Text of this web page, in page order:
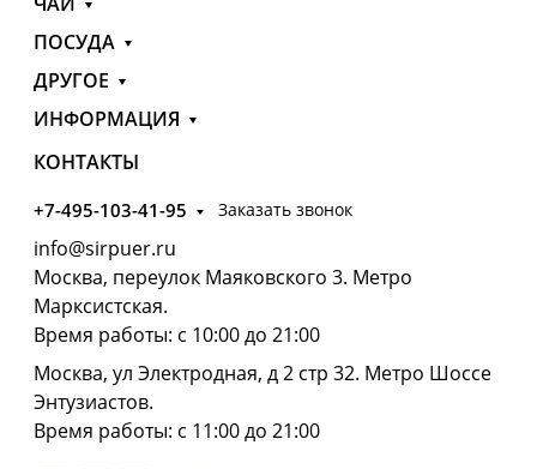
ПОСУДА
ДРУГОЕ
ИНФОРМАЦИЯ
КОНТАКТЫ
+7-495-103-41-95 Заказать звонок
info@sirpuer.ru
Москва, переулок Маяковского 3. Метро
Марксистская.
Время работы: с 10:00 до 21:00
Москва, ул Электродная, д 2 стр 32. Метро Шоссе
Энтузиастов.
Время работы: с 11:00 до 21:00